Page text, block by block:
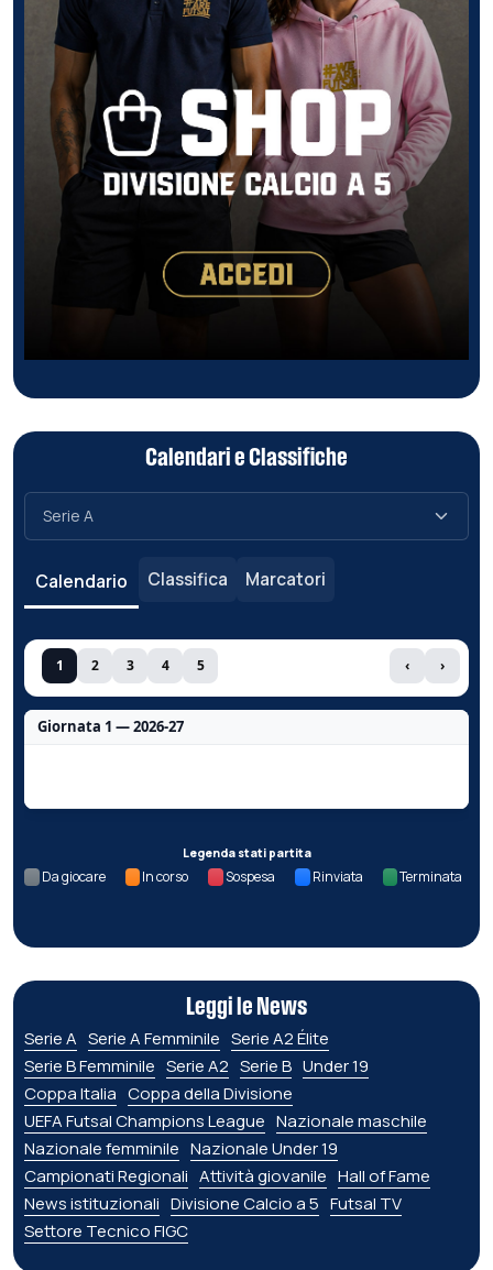
Calendari e Classifiche
Calendario Classifica Marcatori
1 2 3 4 5 ‹ ›
Giornata 1 — 2026-27
Legenda stati partita
Da giocare In corso Sospesa Rinviata Terminata
Leggi le News
Serie A Serie A Femminile Serie A2 Élite
Serie B Femminile Serie A2 Serie B Under 19
Coppa Italia Coppa della Divisione
UEFA Futsal Champions League Nazionale maschile
Nazionale femminile Nazionale Under 19
Campionati Regionali Attività giovanile Hall of Fame
News istituzionali Divisione Calcio a 5 Futsal TV
Settore Tecnico FIGC